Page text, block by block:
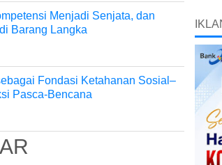
Menjadi Senjata, dan
Barang Langka
Fondasi Ketahanan Sosial–
Pasca-Bencana